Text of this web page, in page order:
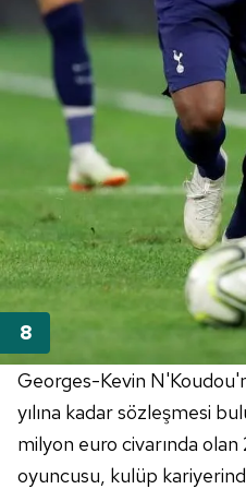
vasıtasıyla
için Ayarlar butonuna
Metnimizi
ziyaret
6698 sayılı Kişisel Verilerin
hazırlanmış Aydınlatma
ilgili mevzuata uygun olarak
almak için lütfen tıklayınız.
Georges-Kevin
yılına kadar sözleşmesi
milyon euro civarında
oyuncusu, kulüp